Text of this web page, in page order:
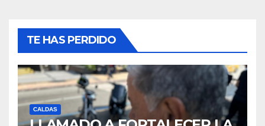
TE HAS PERDIDO
CALDAS